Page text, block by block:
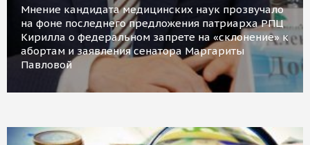
Мнение кандидата медицинских наук прозвучало
на фоне последнего предложения патриарха РПЦ
Кирилла о федеральном запрете на «склонение» к
абортам и заявления сенатора Маргариты
Павловой